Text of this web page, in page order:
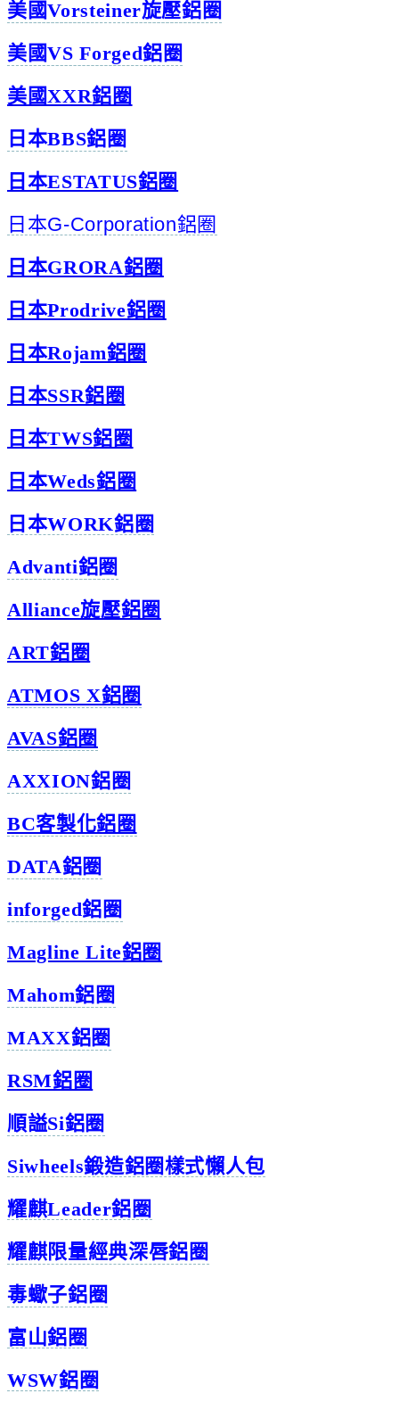
美國Vorsteiner旋壓鋁圈
美國VS Forged鋁圈
美國XXR鋁圈
日本BBS鋁圈
日本ESTATUS鋁圈
日本G-Corporation鋁圈
日本GRORA鋁圈
日本Prodrive鋁圈
日本Rojam鋁圈
日本SSR鋁圈
日本TWS鋁圈
日本Weds鋁圈
日本WORK鋁圈
Advanti鋁圈
Alliance旋壓鋁圈
ART鋁圈
ATMOS X鋁圈
AVAS鋁圈
AXXION鋁圈
BC客製化鋁圈
DATA鋁圈
inforged鋁圈
Magline Lite鋁圈
Mahom鋁圈
MAXX鋁圈
RSM鋁圈
順謚Si鋁圈
Siwheels鍛造鋁圈樣式懶人包
耀麒Leader鋁圈
耀麒限量經典深唇鋁圈
毒蠍子鋁圈
富山鋁圈
WSW鋁圈